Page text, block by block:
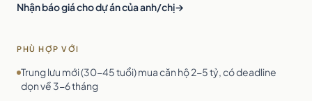
Nhận báo giá cho dự án của anh/chị
PHÙ HỢP VỚI
Trung lưu mới (30-45 tuổi) mua căn hộ 2-5 tỷ, có deadline
dọn về 3-6 tháng